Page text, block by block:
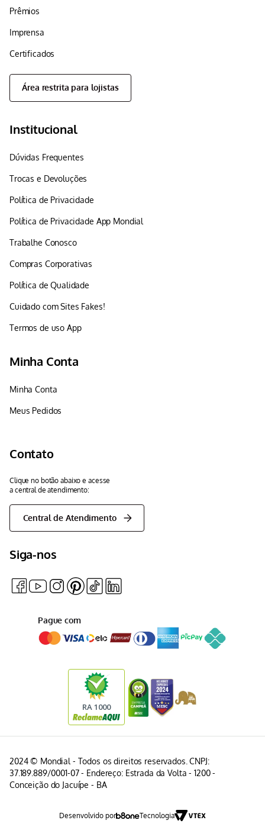
Prêmios
Imprensa
Certificados
Área restrita para lojistas
Institucional
Dúvidas Frequentes
Trocas e Devoluções
Política de Privacidade
Política de Privacidade App Mondial
Trabalhe Conosco
Compras Corporativas
Política de Qualidade
Cuidado com Sites Fakes!
Termos de uso App
Minha Conta
Minha Conta
Meus Pedidos
Contato
Clique no botão abaixo e acesse
a central de atendimento:
Central de Atendimento
Siga-nos
Pague com
2024 © Mondial - Todos os direitos reservados. CNPJ:
37.189.889/0001-07 - Endereço: Estrada da Volta - 1200 -
Conceição do Jacuípe - BA
Desenvolvido por Tecnologia